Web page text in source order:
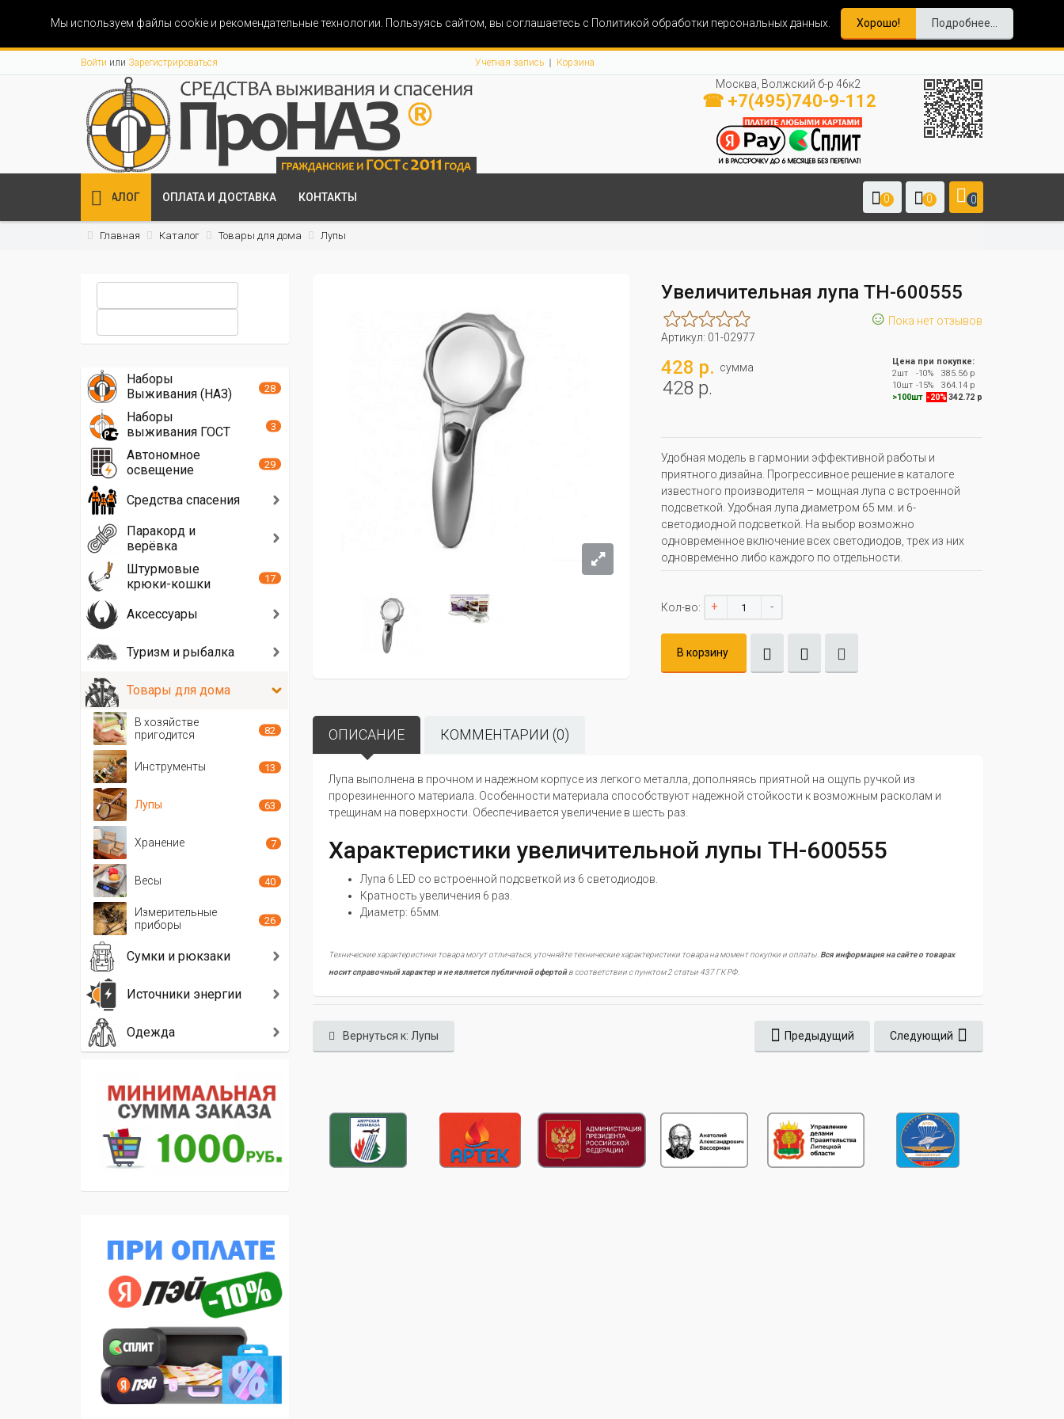
Мы используем файлы cookie и рекомендательные технологии. Пользуясь сайтом, вы соглашаетесь с Политикой обработки персональных данных. Хорошо! Подробнее...
Войти или Зарегистрироваться Учетная запись Корзина
Москва, Волжский б-р 46к2
☎ +7(495)740-9-112
КАТАЛОГ ОПЛАТА И ДОСТАВКА КОНТАКТЫ 0 0 0
Главная Каталог Товары для дома Лупы
Увеличительная лупа ТН-600555
☺ Пока нет отзывов
Артикул: 01-02977
428 р. сумма
428 р.
Цена при покупке:
2шт
-10%
385.56 р
10шт -15%
364.14 р
>100шт -20% 342.72 р
Удобная модель в гармонии эффективной работы и
приятного дизайна. Прогрессивное решение в каталоге
известного производителя – мощная лупа с встроенной
подсветкой. Удобная лупа диаметром 65 мм. и 6-
светодиодной подсветкой. На выбор возможно
одновременное включение всех светодиодов, трех из них
одновременно либо каждого по отдельности.
Кол-во: + -
В корзину
ОПИСАНИЕ КОММЕНТАРИИ (0)
Лупа выполнена в прочном и надежном корпусе из легкого металла, дополняясь приятной на ощупь ручкой из
прорезиненного материала. Особенности материала способствуют надежной стойкости к возможным расколам и
трещинам на поверхности. Обеспечивается увеличение в шесть раз.
Характеристики увеличительной лупы ТН-600555
Лупа 6 LED со встроенной подсветкой из 6 светодиодов.
Кратность увеличения 6 раз.
Диаметр: 65мм.
Технические характеристики товара могут отличаться, уточняйте технические характеристики товара на момент покупки и оплаты. Вся информация на сайте о товарах
носит справочный характер и не является публичной офертойв соответствии с пунктом 2 статьи 437 ГК РФ.
Вернуться к: Лупы Предыдущий Следующий
Наборы
Выживания (НАЗ)
28
Наборы
выживания ГОСТ
3
Автономное
освещение
29
Средства спасения
Паракорд и
верёвка
Штурмовые
крюки-кошки
17
Аксессуары
Туризм и рыбалка
Товары для дома
В хозяйстве
пригодится
82
Инструменты 13
Лупы 63
Хранение 7
Весы 40
Измерительные
приборы
26
Сумки и рюкзаки
Источники энергии
Одежда